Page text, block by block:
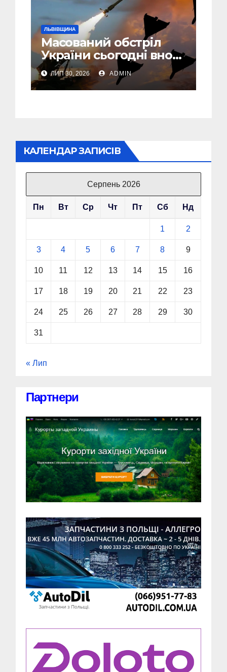
ЛЬВІВЩИНА
Масований обстріл
України сьогодні вночі:
У Львові пошкоджені
дві багатоповерхівки
ЛИП 30, 2026 ADMIN
КАЛЕНДАР ЗАПИСІВ
Серпень 2026
Пн Вт Ср Чт Пт Сб Нд
1 2
3 4 5 6 7 8 9
10 11 12 13 14 15 16
17 18 19 20 21 22 23
24 25 26 27 28 29 30
31
« Лип
Партнери